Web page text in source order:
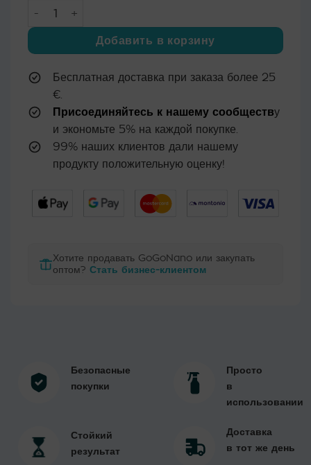
Количество товара Щетка для обуви из натуральной
Добавить в корзину
Бесплатная доставка при заказа более 25
€.
Присоединяйтесь к нашему сообществу
и экономьте 5% на каждой покупке.
99% наших клиентов дали нашему
продукту положительную оценку!
Хотите продавать GoGoNano или закупать
оптом? Стать бизнес-клиентом
Безопасные
покупки
Просто
в
использовании
Стойкий
результат
Доставка
в тот же день